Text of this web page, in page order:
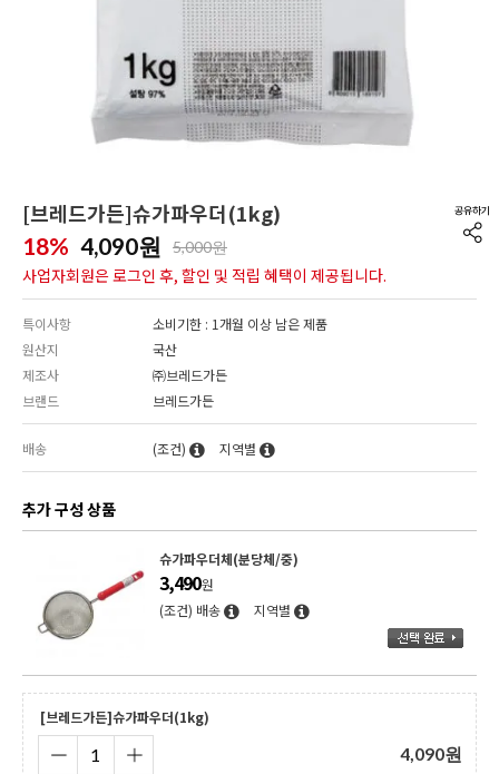
[브레드가든]슈가파우더(1kg)
18% 4,090원 5,000원
사업자회원은 로그인 후, 할인 및 적립 혜택이 제공됩니다.
특이사항
소비기한 : 1개월 이상 남은 제품
원산지
국산
제조사
㈜브레드가든
브랜드
브레드가든
배송 (조건) 지역별
추가 구성 상품
슈가파우더체(분당체/중)
3,490원
(조건) 배송
지역별
[브레드가든]슈가파우더(1kg)
4,090원